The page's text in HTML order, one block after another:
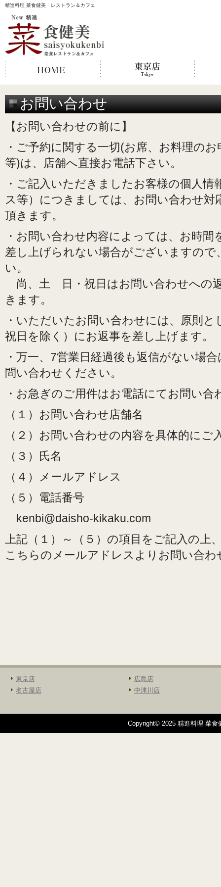
精進料理 菜食健美 レストラン＆カフェ
お問い合わせ
【お問い合わせの前に】
・ご予約に関する一切(お席、お料理の
等)は、店舗へ直接お電話下さい。
・ご記入いただきましたお客様の個人
ス等）につきましては、お問い合わせ
頂きます。
・お問い合わせ内容によっては、お時
差し上げられない場合がございますの
い。
尚、土 日・祝日はお問い合わせへの
きます。
・いただいたお問い合わせには、原則と
祝日を除く）にお返事を差し上げます。
・万一、7営業日経過後も返信がない場
問い合わせください。
・お急ぎのご用件はお電話にてお問い合
（１）お問い合わせ店舗名
（２）お問い合わせの内容を具体的にご
（３）氏名
（４）メールアドレス
（５）電話番号
kenbi@daisho-kikaku.com
上記（１）～（５）の項目をご記入の上
こちらのメールアドレスよりお問い合わ
東京店
名古屋店
広島店
中津川店
Copyright© 2025 精進料理 菜